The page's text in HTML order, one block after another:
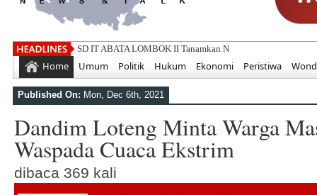
SD IT ABATA LOMBOK II Tanamkan Nilai Kemerdekaan
Home Umum Politik Hukum Ekonomi Peristiwa
Published On: Mon, Dec 6th, 2021
Dandim Loteng Minta Warga
Waspada Cuaca Ekstrim
dibaca 369 kali